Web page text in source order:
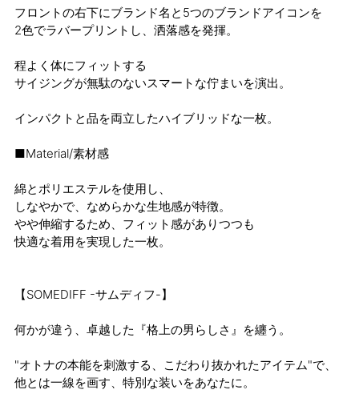
フロントの右下にブランド名と5つのブランドアイコンを
2色でラバープリントし、洒落感を発揮。
程よく体にフィットする
サイジングが無駄のないスマートな佇まいを演出。
インパクトと品を両立したハイブリッドな一枚。
■Material/素材感
綿とポリエステルを使用し、
しなやかで、なめらかな生地感が特徴。
やや伸縮するため、フィット感がありつつも
快適な着用を実現した一枚。
【SOMEDIFF -サムディフ-】
何かが違う、卓越した『格上の男らしさ』を纏う。
"オトナの本能を刺激する、こだわり抜かれたアイテム"で、
他とは一線を画す、特別な装いをあなたに。